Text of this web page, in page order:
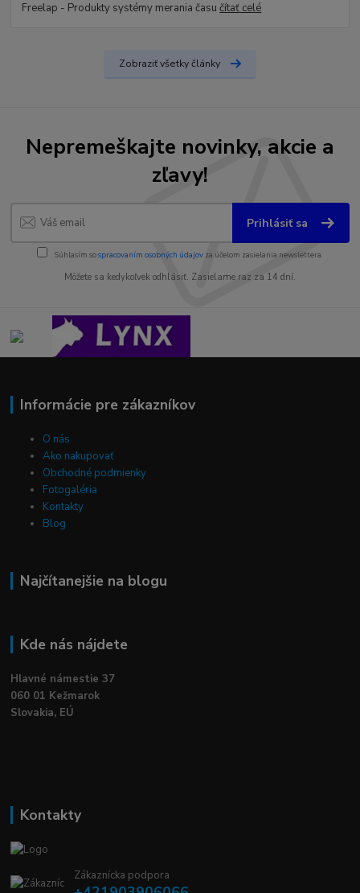
Freelap - Produkty systémy merania časučítať celé
Zobraziť všetky články
Nepremeškajte novinky, akcie a
zľavy!
Prihlásiť sa
Súhlasím sospracovaním osobných údajov za účelom zasielania newslettera.
Môžete sa kedykoľvek odhlásiť. Zasielame raz za 14 dní.
Informácie pre zákazníkov
O nás
Ako nakupovať
Obchodné podmienky
Fotogaléria
Kontakty
Blog
Najčítanejšie na blogu
Kde nás nájdete
Hlavné námestie 37
060 01 Kežmarok
Slovakia, EÚ
Kontakty
Zákaznícka podpora